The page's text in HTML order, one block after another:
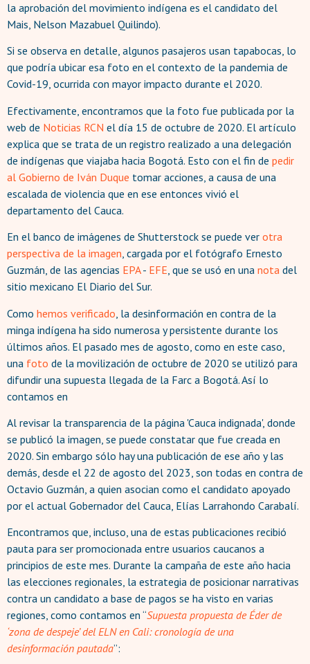
la aprobación del movimiento indígena es el candidato del
Mais, Nelson Mazabuel Quilindo).
Si se observa en detalle, algunos pasajeros usan tapabocas, lo
que podría ubicar esa foto en el contexto de la pandemia de
Covid-19, ocurrida con mayor impacto durante el 2020.
Efectivamente, encontramos que la foto fue publicada por la
web de Noticias RCN el día 15 de octubre de 2020. El artículo
explica que se trata de un registro realizado a una delegación
de indígenas que viajaba hacia Bogotá. Esto con el fin de pedir
al Gobierno de Iván Duque tomar acciones, a causa de una
escalada de violencia que en ese entonces vivió el
departamento del Cauca.
En el banco de imágenes de Shutterstock se puede ver otra
perspectiva de la imagen, cargada por el fotógrafo Ernesto
Guzmán, de las agencias EPA- EFE, que se usó en una nota del
sitio mexicano El Diario del Sur.
Como hemos verificado , la desinformación en contra de la
minga indígena ha sido numerosa y persistente durante los
últimos años. El pasado mes de agosto, como en este caso,
una foto de la movilización de octubre de 2020 se utilizó para
difundir una supuesta llegada de la Farc a Bogotá. Así lo
contamos en
Al revisar la transparencia de la página 'Cauca indignada', donde
se publicó la imagen, se puede constatar que fue creada en
2020. Sin embargo sólo hay una publicación de ese año y las
demás, desde el 22 de agosto del 2023, son todas en contra de
Octavio Guzmán, a quien asocian como el candidato apoyado
por el actual Gobernador del Cauca, Elías Larrahondo Carabalí.
Encontramos que, incluso, una de estas publicaciones recibió
pauta para ser promocionada entre usuarios caucanos a
principios de este mes. Durante la campaña de este año hacia
las elecciones regionales, la estrategia de posicionar narrativas
contra un candidato a base de pagos se ha visto en varias
regiones, como contamos en “Supuesta propuesta de Éder de
‘zona de despeje’ del ELN en Cali: cronología de una
desinformación pautada”: